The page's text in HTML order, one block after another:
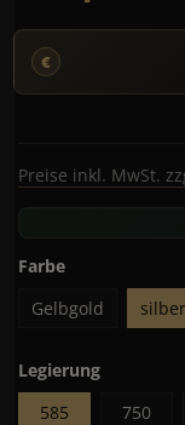
Preise inkl. MwSt.
Farbeauswählen
Gelbgold
silber
Legierungauswählen
585
750